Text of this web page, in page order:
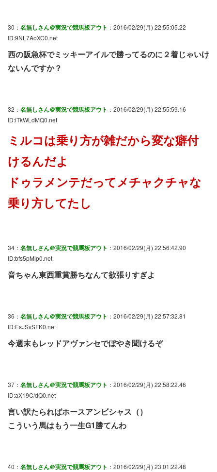
30： 名無しさん＠実況で競馬板アウト ：2016/02/29(月) 22:55:05.22
ID:9NL7AoXC0.net
西の阪急杯でミッキーアイルで勝ってるのに２着じゃいけ
ないんですか？
32： 名無しさん＠実況で競馬板アウト ：2016/02/29(月) 22:55:59.16
ID:iTkWLdMQ0.net
ミルコは乗り方が雑だから変な癖付
けるんだよ
ドゥラメンテだってメチャクチャな
乗り方してたし
34： 名無しさん＠実況で競馬板アウト ：2016/02/29(月) 22:56:42.90
ID:bfs5pMip0.net
音ちゃん東西重賞勝ちなんて欲張りすぎよ
36： 名無しさん＠実況で競馬板アウト ：2016/02/29(月) 22:57:32.81
ID:EsJSvSFK0.net
今週末もレッドアヴァンセでぼやき聞けるぞ
37： 名無しさん＠実況で競馬板アウト ：2016/02/29(月) 22:58:22.46
ID:aX19C/dQ0.net
言い訳たらればホースアンビシャス（）
こういう馬はもう一生G1勝てんわ
40： 名無しさん＠実況で競馬板アウト ：2016/02/29(月) 23:01:22.48